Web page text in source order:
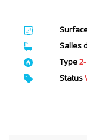
Salles
Type
Status